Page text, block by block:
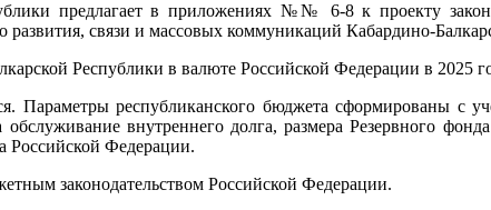
предлагает в приложениях №№ 6-8 к проекту
связи и массовых коммуникаций Кабардино-
Республики в валюте Российской Федерации в 2025
Параметры республиканского бюджета сформированы с
внутреннего долга, размера Резервного
Российской Федерации.
законодательством Российской Федерации.